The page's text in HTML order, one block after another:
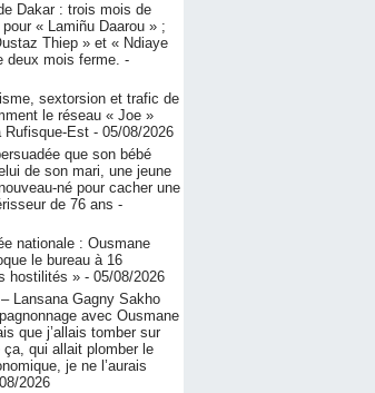
Dakar : trois mois de
« Lamiñu Daarou » ;
Thiep » et « Ndiaye
deux mois ferme. -
sextorsion et trafic de
le réseau « Joe »
Rufisque-Est - 05/08/2026
que son bébé
de son mari, une jeune
né pour cacher une
de 76 ans -
nationale : Ousmane
le bureau à 16
hostilités » - 05/08/2026
Lansana Gagny Sakho
avec Ousmane
que j’allais tomber sur
qui allait plomber le
je ne l’aurais
2026